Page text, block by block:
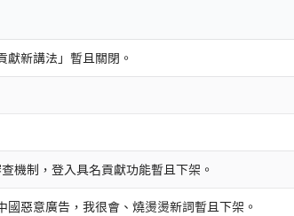
獻新講法」暫且關閉。
機制，登入具名貢獻功能暫且下架。
惡意廣告，我很會、燒燙燙新詞暫且下架。